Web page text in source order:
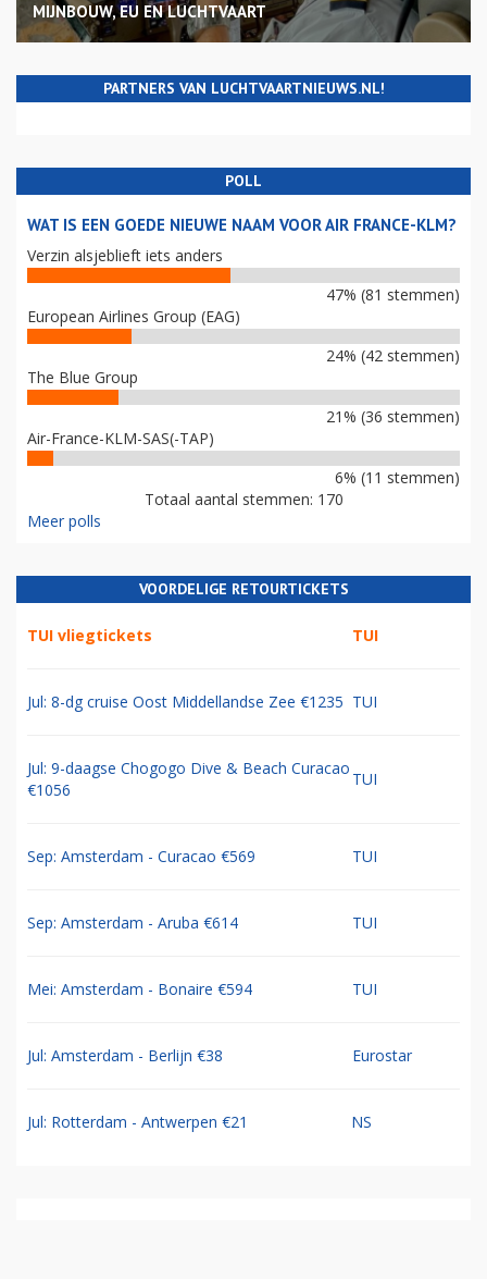
MIJNBOUW, EU EN LUCHTVAART
PARTNERS VAN LUCHTVAARTNIEUWS.NL!
POLL
WAT IS EEN GOEDE NIEUWE NAAM VOOR AIR FRANCE-KLM?
Verzin alsjeblieft iets anders
47% (81 stemmen)
European Airlines Group (EAG)
24% (42 stemmen)
The Blue Group
21% (36 stemmen)
Air-France-KLM-SAS(-TAP)
6% (11 stemmen)
Totaal aantal stemmen: 170
Meer polls
VOORDELIGE RETOURTICKETS
TUI vliegtickets TUI
Jul: 8-dg cruise Oost Middellandse Zee €1235 TUI
Jul: 9-daagse Chogogo Dive & Beach Curacao
€1056
TUI
Sep: Amsterdam - Curacao €569 TUI
Sep: Amsterdam - Aruba €614 TUI
Mei: Amsterdam - Bonaire €594 TUI
Jul: Amsterdam - Berlijn €38 Eurostar
Jul: Rotterdam - Antwerpen €21 NS